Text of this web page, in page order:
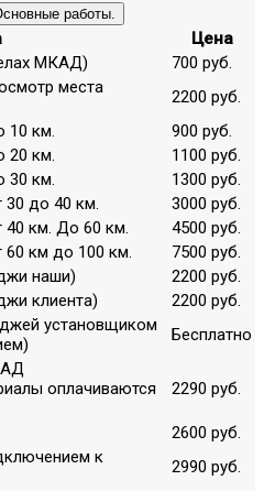
работы.
Цена
МКАД)
700 руб.
места
2200 руб.
10 км.
900 руб.
20 км.
1100 руб.
30 км.
1300 руб.
до 40 км.
3000 руб.
км. До 60 км.
4500 руб.
км до 100 км.
7500 руб.
наши)
2200 руб.
клиента)
2200 руб.
установщиком
Бесплатно
оплачиваются
2290 руб.
2600 руб.
к
2990 руб.